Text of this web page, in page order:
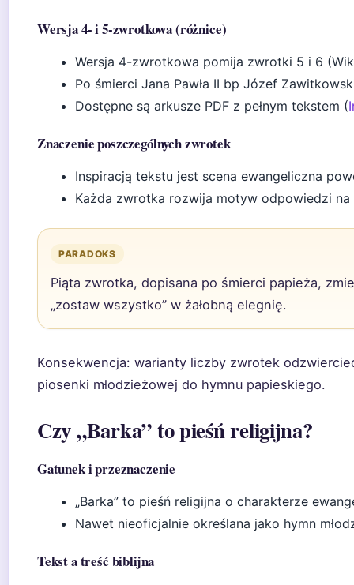
Wersja 4- i 5-zwrotkowa (różnice)
Wersja 4-zwrotkowa pomija zwrotki 5 i 6
Po śmierci Jana Pawła II bp Józef
Dostępne są arkusze PDF z pełnym tekstem (
Znaczenie poszczególnych zwrotek
Inspiracją tekstu jest scena ewangeliczna
Każda zwrotka rozwija motyw odpowiedzi na
PARADOKS
Piąta zwrotka, dopisana po śmierci papieża,
„zostaw wszystko” w żałobną elegnię.
Konsekwencja: warianty liczby zwrotek
piosenki młodzieżowej do hymnu papieskiego.
Czy „Barka” to pieśń religijna?
Gatunek i przeznaczenie
„Barka” to pieśń religijna o charakterze
Nawet nieoficjalnie określana jako hymn
Tekst a treść biblijna